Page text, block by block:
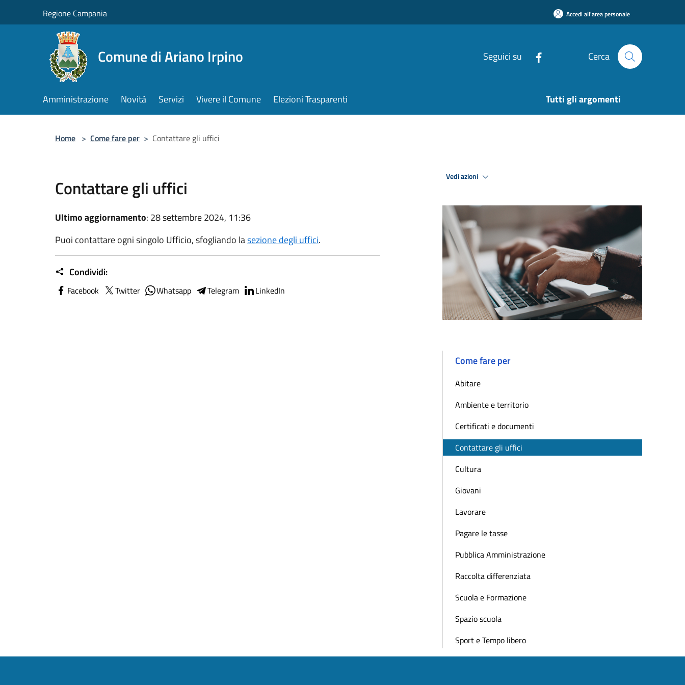
Regione Campania Accedi all'area personale
Comune di Ariano Irpino Seguici su Cerca
Amministrazione Novità Servizi Vivere il Comune Elezioni Trasparenti Tutti gli argomenti
Home > Come fare per > Contattare gli uffici
Contattare gli uffici
Ultimo aggiornamento: 28 settembre 2024, 11:36
Puoi contattare ogni singolo Ufficio, sfogliando lasezione degli uffici.
Condividi:
Facebook Twitter Whatsapp Telegram LinkedIn
Vedi azioni
Come fare per
Abitare
Ambiente e territorio
Certificati e documenti
Contattare gli uffici
Cultura
Giovani
Lavorare
Pagare le tasse
Pubblica Amministrazione
Raccolta differenziata
Scuola e Formazione
Spazio scuola
Sport e Tempo libero